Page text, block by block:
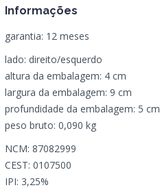
Informações
garantia: 12 meses
lado: direito/esquerdo
altura da embalagem: 4 cm
largura da embalagem: 9 cm
profundidade da embalagem: 5 cm
peso bruto: 0,090 kg
NCM: 87082999
CEST: 0107500
IPI: 3,25%